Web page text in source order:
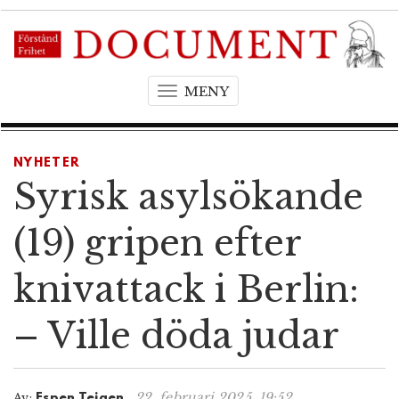
MENYT
g
e
a
a
t
i
o
NYHETER
Syrisk asylsökande
(19) gripen efter
knivattack i Berlin:
– Ville döda judar